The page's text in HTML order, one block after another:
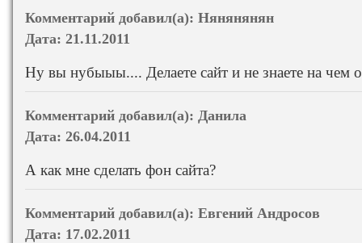
Комментарий добавил(а): Нянянянян
Дата: 21.11.2011
Ну вы нубыыы.... Делаете сайт и не знаете на
Комментарий добавил(а): Данила
Дата: 26.04.2011
А как мне сделать фон сайта?
Комментарий добавил(а): Евгений Андросов
Дата: 17.02.2011